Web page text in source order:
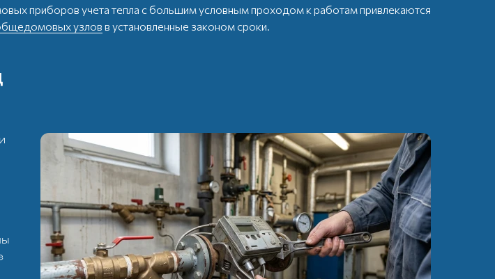
приборов учета тепла с большим условным проходом к работам привлекаются
узлов в установленные законом сроки.